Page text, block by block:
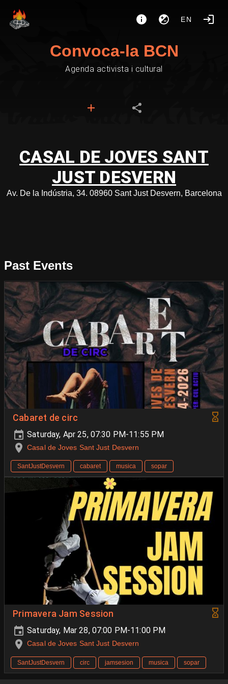
EN
Convoca-la BCN
Agenda activista i cultural
CASAL DE JOVES SANT
JUST DESVERN
Av. De la Indústria, 34. 08960 Sant Just Desvern, Barcelona
Past Events
Cabaret de circ
Saturday, Apr 25, 07:30 PM-11:55 PM
Casal de Joves Sant Just Desvern
SantJustDesvern cabaret musica sopar
Primavera Jam Session
Saturday, Mar 28, 07:00 PM-11:00 PM
Casal de Joves Sant Just Desvern
SantJustDesvern circ jamsesion musica sopar